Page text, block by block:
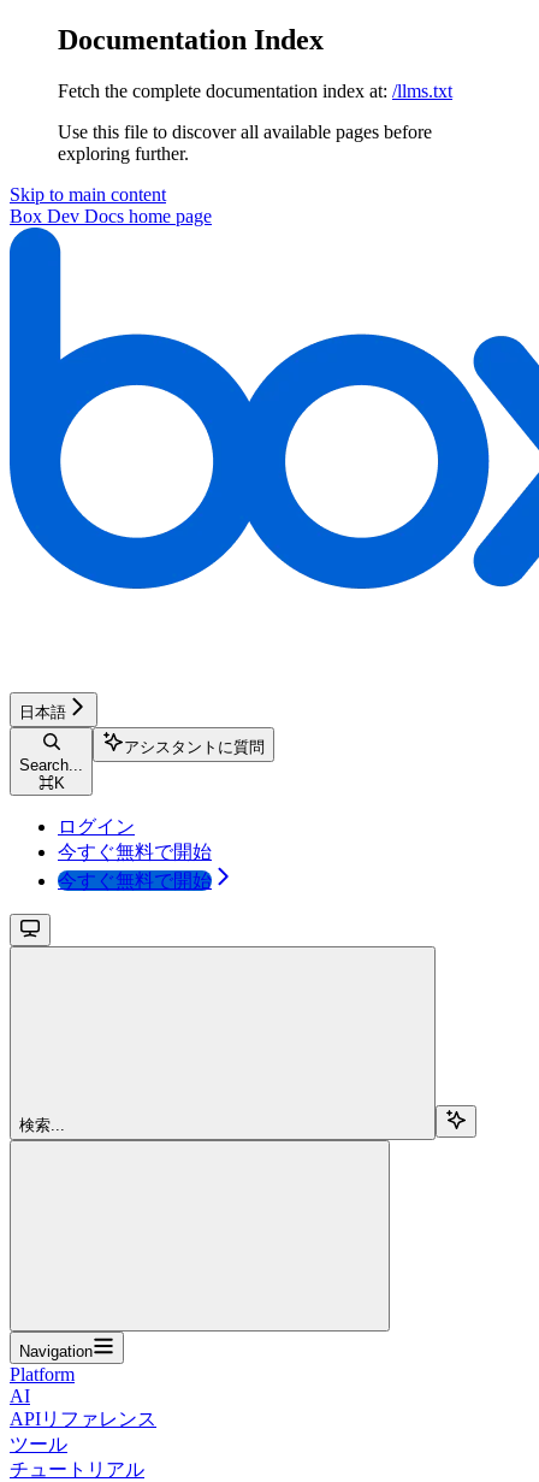
Documentation Index
Fetch the complete documentation index at: /llms.txt
Use this file to discover all available pages before
exploring further.
Skip to main content
Box Dev Docs home page
日本語
Search...
⌘K
アシスタントに質問
ログイン
今すぐ無料で開始
今すぐ無料で開始
検索...
Navigation
Platform
AI
APIリファレンス
ツール
チュートリアル